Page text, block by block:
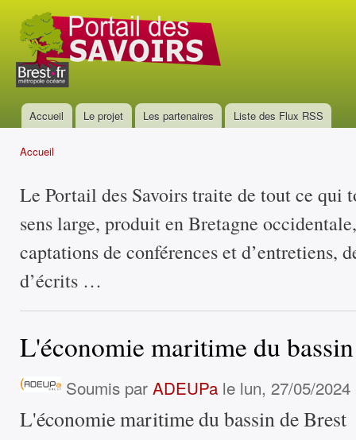
Portail
des
savoirs
Menu principal
Accueil Le projet Les partenaires Liste des Flux RSS
Accueil
Le Portail des Savoirs traite de tout ce qui
sens large, produit en Bretagne
captations de conférences et d’entretiens,
d’écrits …
L'économie maritime du
Soumis par ADEUPale lun, 27/05/2024
L'économie maritime du bassin de Brest